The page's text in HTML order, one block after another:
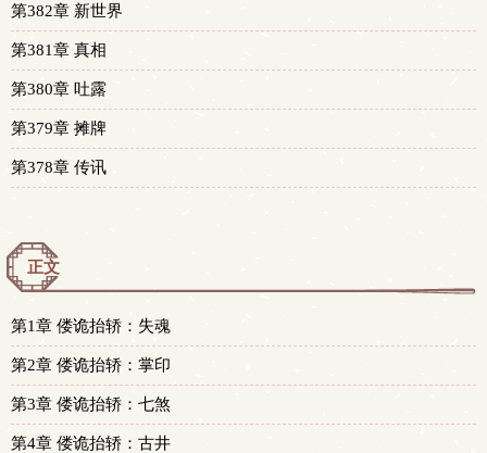
第382章 新世界
第381章 真相
第380章 吐露
第379章 摊牌
第378章 传讯
正文
第1章 偻诡抬轿：失魂
第2章 偻诡抬轿：掌印
第3章 偻诡抬轿：七煞
第4章 偻诡抬轿：古井